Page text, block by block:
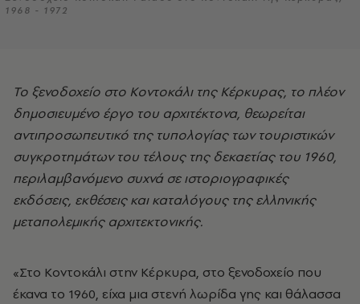
1968 - 1972
Το ξενοδοχείο στο Κοντοκάλι της Κέρκυρας, το πλέον
δημοσιευμένο έργο του αρχιτέκτονα, θεωρείται
αντιπροσωπευτικό της τυπολογίας των τουριστικών
συγκροτημάτων του τέλους της δεκαετίας του 1960,
περιλαμβανόμενο συχνά σε ιστοριογραφικές
εκδόσεις, εκθέσεις και καταλόγους της ελληνικής
μεταπολεμικής αρχιτεκτονικής.
«Στο Κοντοκάλι στην Κέρκυρα, στο ξενοδοχείο που
έκανα το 1960, είχα μια στενή λωρίδα γης και θάλασσα